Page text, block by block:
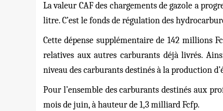
La valeur CAF des chargements de gazole a
litre. C’est le fonds de régulation des
Cette dépense supplémentaire de 142 millions
relatives aux autres carburants déjà livrés.
niveau des carburants destinés à la production
Pour l’ensemble des carburants destinés aux
mois de juin, à hauteur de 1,3 milliard Fcfp.